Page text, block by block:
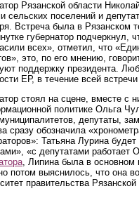
Рязанской области
сельских поселений и
Встреча была в Рязанском
губернатор подчеркнул,
всех», отметил, что
это, по его мнению,
поддержку президента.
ЕР, в течение всей
стоял на сцене, вместе с
политике Ольга
депутаты,
сразу обозначила
Татьяна Лурина
«с депутатами работает
, Липина была в основном
потом выяснилось, что она
правительства Рязанской